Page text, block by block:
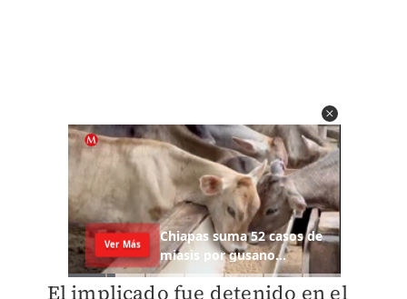
El implicado fue detenido en el